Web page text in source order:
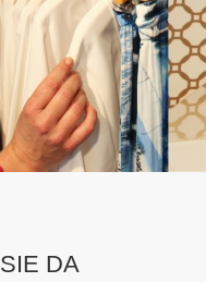
DA